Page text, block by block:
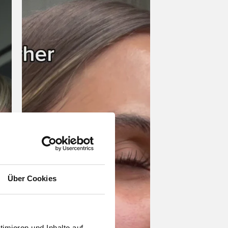
Über Cookies